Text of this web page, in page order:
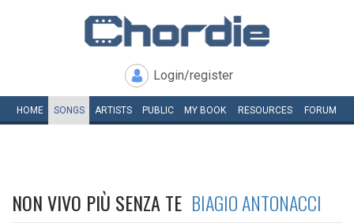
Login/register
HOME SONGS ARTISTS PUBLIC MY BOOK RESOURCES FORUM
NON VIVO PIÙ SENZA TE BIAGIO ANTONACCI